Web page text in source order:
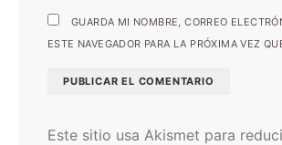
GUARDA MI NOMBRE, CORREO
ESTE NAVEGADOR PARA LA PRÓXIMA VEZ
Este sitio usa Akismet para